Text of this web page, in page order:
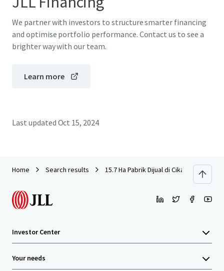
We partner with investors to structure smarter financing
and optimise portfolio performance. Contact us to see a
brighter way with our team.
Learn more
Last updated Oct 15, 2024
Home Search results 15.7 Ha Pabrik Dijual di Cikampek,
Investor Center
Your needs